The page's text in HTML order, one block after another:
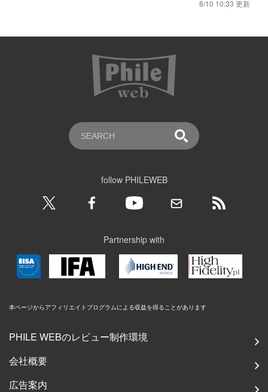
8/10 10:33 更新
follow PHILEWEB
Partnership with
本ページからアフィリエイトプログラムによる収益を得ることがあります
PHILE WEBのレビュー制作環境
会社概要
広告案内